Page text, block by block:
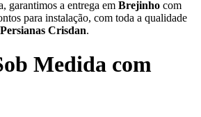
garantimos a entrega em Brejinho com
para instalação, com toda a qualidade
Persianas Crisdan.
Medida com